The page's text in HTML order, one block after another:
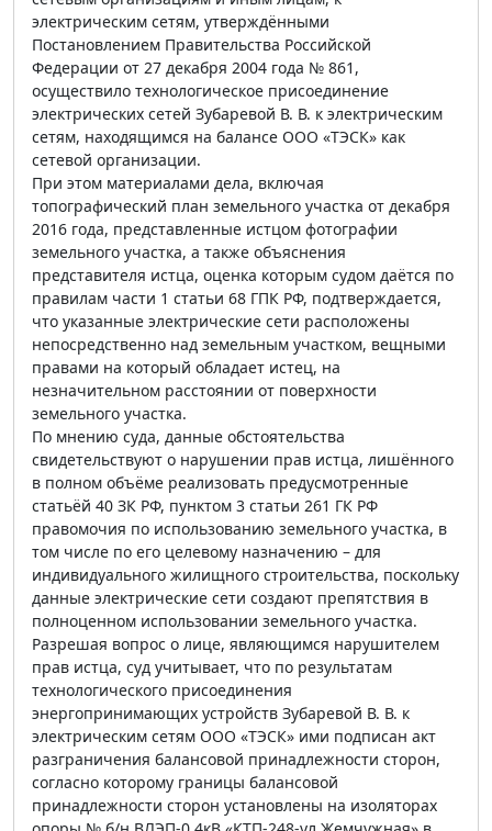
электрическим сетям, утверждёнными
Постановлением Правительства Российской
Федерации от 27 декабря 2004 года № 861,
осуществило технологическое присоединение
электрических сетей Зубаревой В. В. к электрическим
сетям, находящимся на балансе ООО «ТЭСК» как
сетевой организации.
При этом материалами дела, включая
топографический план земельного участка от декабря
2016 года, представленные истцом фотографии
земельного участка, а также объяснения
представителя истца, оценка которым судом даётся по
правилам части 1 статьи 68 ГПК РФ, подтверждается,
что указанные электрические сети расположены
непосредственно над земельным участком, вещными
правами на который обладает истец, на
незначительном расстоянии от поверхности
земельного участка.
По мнению суда, данные обстоятельства
свидетельствуют о нарушении прав истца, лишённого
в полном объёме реализовать предусмотренные
статьёй 40 ЗК РФ, пунктом 3 статьи 261 ГК РФ
правомочия по использованию земельного участка, в
том числе по его целевому назначению – для
индивидуального жилищного строительства, поскольку
данные электрические сети создают препятствия в
полноценном использовании земельного участка.
Разрешая вопрос о лице, являющимся нарушителем
прав истца, суд учитывает, что по результатам
технологического присоединения
энергопринимающих устройств Зубаревой В. В. к
электрическим сетям ООО «ТЭСК» ими подписан акт
разграничения балансовой принадлежности сторон,
согласно которому границы балансовой
принадлежности сторон установлены на изоляторах